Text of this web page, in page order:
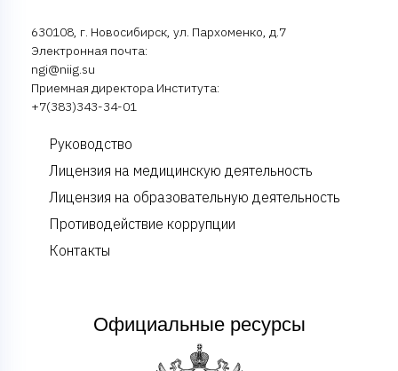
630108, г. Новосибирск, ул. Пархоменко, д.7
Электронная почта:
ngi@niig.su
Приемная директора Института:
+7(383)343-34-01
Руководство
Лицензия на медицинскую деятельность
Лицензия на образовательную деятельность
Противодействие коррупции
Контакты
Официальные ресурсы